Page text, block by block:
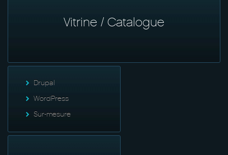
Vitrine / Catalogue
Drupal
WordPress
Sur-mesure